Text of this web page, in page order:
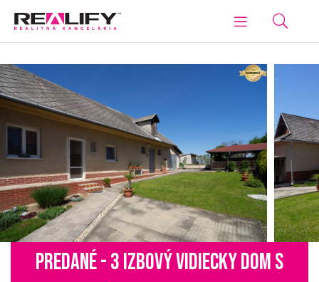
PREDANÉ - 3 IZBOVÝ VIDIECKY DOM S